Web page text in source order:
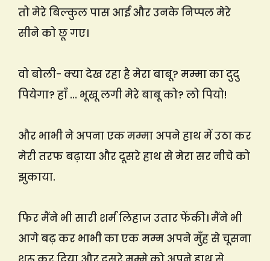
तो मेरे बिल्कुल पास आई और उनके निप्पल मेरे
सीने को छू गए।
वो बोली- क्या देख रहा है मेरा बाबू? मम्मा का दुदु
पियेगा? हाँ … भूखू लगी मेरे बाबू को? लो पियो!
और भाभी ने अपना एक मम्मा अपने हाथ में उठा कर
मेरी तरफ बढ़ाया और दूसरे हाथ से मेरा सर नीचे को
झुकाया.
फिर मैंने भी सारी शर्म लिहाज उतार फेंकी। मैंने भी
आगे बढ़ कर भाभी का एक मम्म अपने मुँह से चूसना